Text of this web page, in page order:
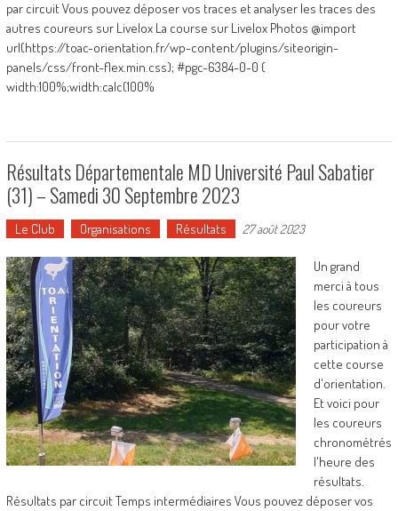
par circuit Vous pouvez déposer vos traces et analyser les traces des
autres coureurs sur Livelox La course sur Livelox Photos @import
url(https://toac-orientation.fr/wp-content/plugins/siteorigin-
panels/css/front-flex.min.css); #pgc-6384-0-0 {
width:100%;width:calc(100%
Résultats Départementale MD Université Paul Sabatier
(31) – Samedi 30 Septembre 2023
Le Club Organisations Résultats 27 août 2023
Un grand
merci à tous
les coureurs
pour votre
participation à
cette course
d'orientation.
Et voici pour
les coureurs
chronométrés
l'heure des
résultats.
Résultats par circuit Temps intermédiaires Vous pouvez déposer vos